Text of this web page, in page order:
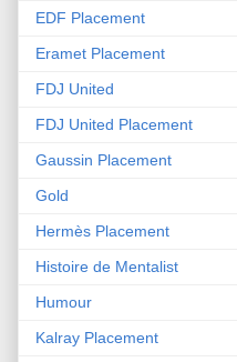
EDF Placement
Eramet Placement
FDJ United
FDJ United Placement
Gaussin Placement
Gold
Hermès Placement
Histoire de Mentalist
Humour
Kalray Placement